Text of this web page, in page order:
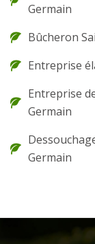
Germain
Bûcheron
Entreprise
Entreprise
Germain
Germain